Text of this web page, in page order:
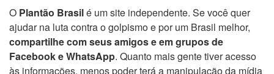
O Plantão Brasilé um site independente. Se você quer
ajudar na luta contra o golpismo e por um Brasil melhor,
compartilhe com seus amigos e em grupos de
Facebook e WhatsApp. Quanto mais gente tiver acesso
às informações, menos poder terá a manipulação da mídia